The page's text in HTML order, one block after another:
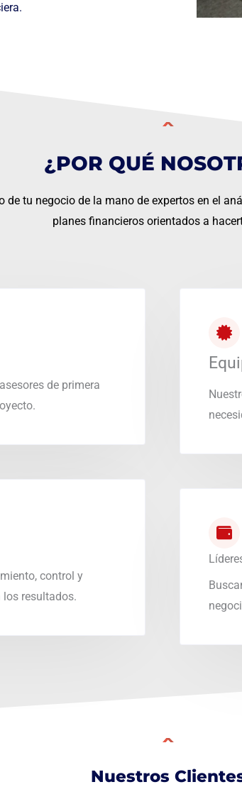
¿POR QUÉ
de tu negocio de la mano de expertos en el
planes financieros orientados a
de primera
control y
resultados.
Nuestros